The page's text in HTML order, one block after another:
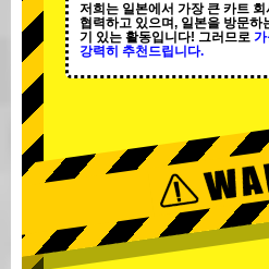
저희는 일본에서 가장 큰 카트 회
협력하고 있으며, 일본을 방문하
기 있는 활동입니다! 그러므로
강력히 추천드립니다.